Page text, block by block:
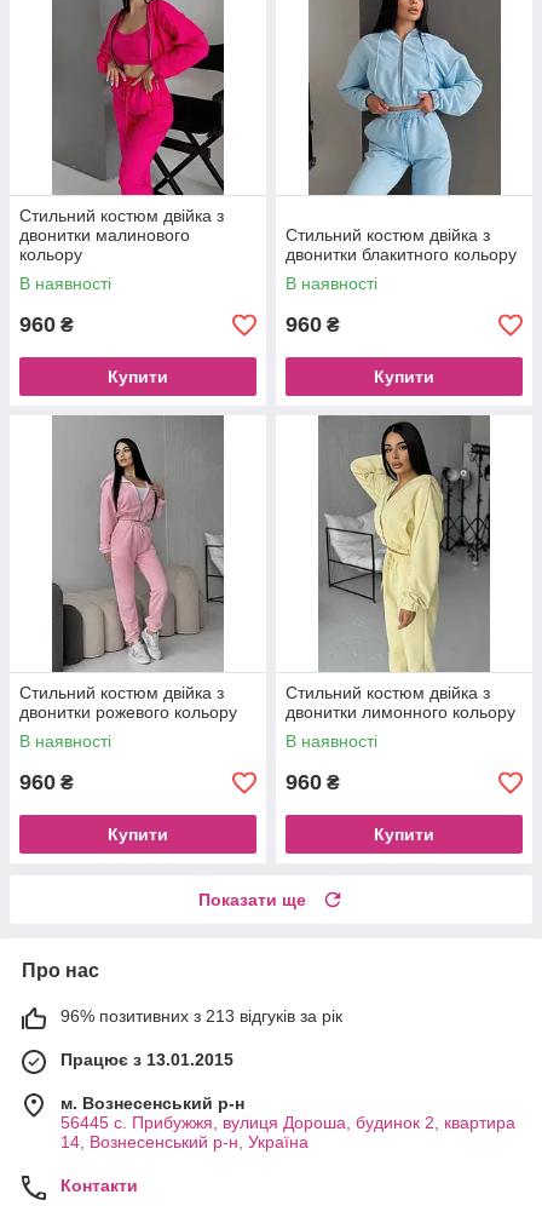
Стильний костюм двійка з
двонитки малинового
кольору
В наявності
960 ₴
Купити
Стильний костюм двійка з
двонитки блакитного кольору
В наявності
960 ₴
Купити
Стильний костюм двійка з
двонитки рожевого кольору
В наявності
960 ₴
Купити
Стильний костюм двійка з
двонитки лимонного кольору
В наявності
960 ₴
Купити
Показати ще
Про нас
96% позитивних з 213 відгуків за рік
Працює з 13.01.2015
м. Вознесенський р-н
56445 с. Прибужжя, вулиця Дороша, будинок 2, квартира
14, Вознесенський р-н, Україна
Контакти